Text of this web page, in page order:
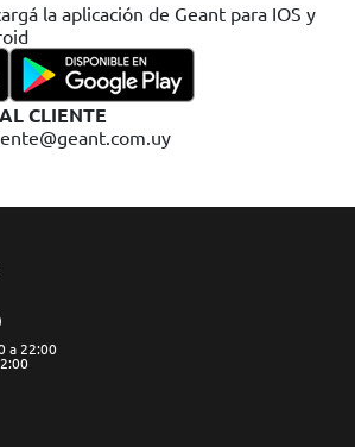
la aplicación de Geant para IOS y
CLIENTE
a 22:00